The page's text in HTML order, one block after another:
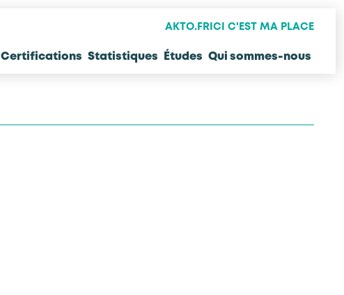
AKTO.FR ICI C'EST MA PLACE
Certifications Statistiques Études Qui sommes-nous